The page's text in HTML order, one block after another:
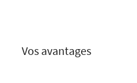
Vos avantages